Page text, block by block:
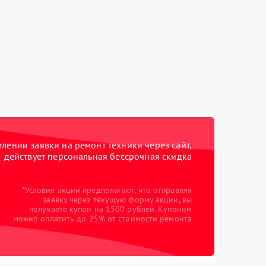
заявки на ремонт техники через сайт,
действует персональная бессрочная скидка
*Условия акции предполагают, что отправляя
заявку через текущую форму акции, вы
получаете купон на 1500 рублей. Купоном
можно оплатить до 25% от стоимости ремонта